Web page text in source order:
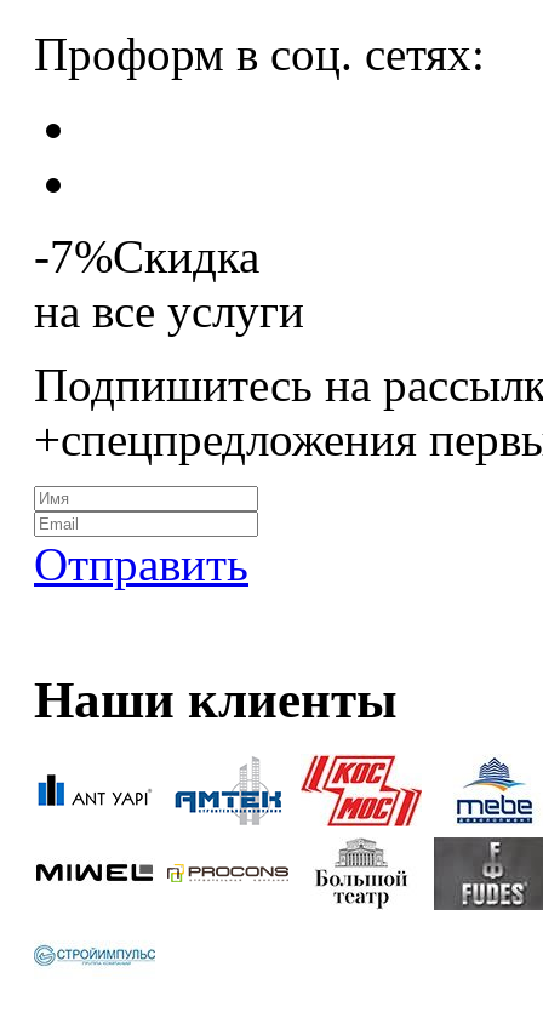
Проформ в соц. сетях:
-7%Скидка
на все услуги
Подпишитесь на
+спецпредложения
Отправить
Наши клиенты